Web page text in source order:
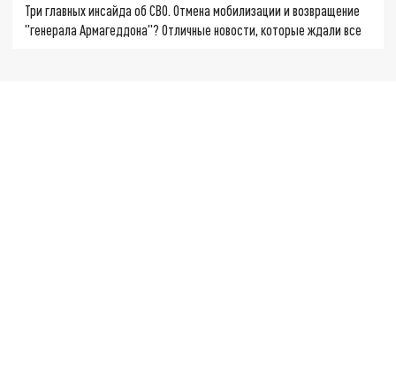
Три главных инсайда об СВО. Отмена мобилизации и возвращение
"генерала Армагеддона"? Отличные новости, которые ждали все